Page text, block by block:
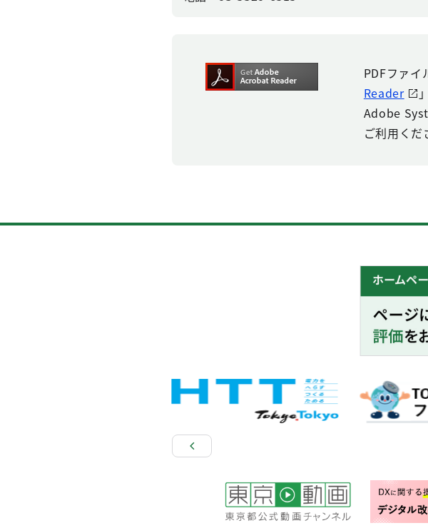
PDFファイ
Reader
Adobe
ご利用くだ